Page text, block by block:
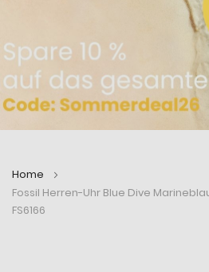
Home
Fossil Herren-Uhr Blue Dive
FS6166